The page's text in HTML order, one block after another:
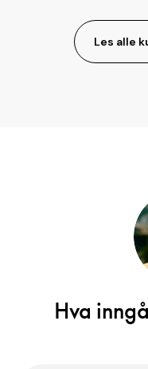
Les alle
Hva